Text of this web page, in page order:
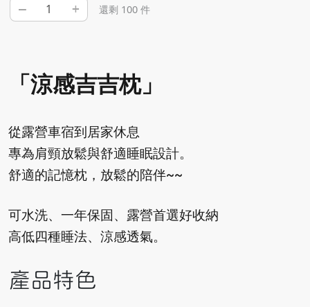
– + 還剩 100 件
「涼感吉吉枕」
從露營車宿到居家休息
專為肩頸放鬆與舒適睡眠設計。
舒適的記憶枕，放鬆的陪伴~~
可水洗、一年保固、露營首選好收納
高低四種睡法、涼感透氣。
產品特色